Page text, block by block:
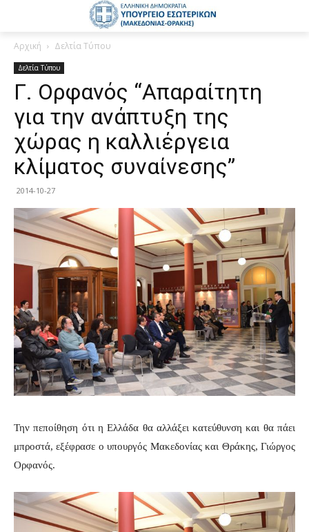
Αρχική Δελτία Τύπου
Δελτία Τύπου
Γ. Ορφανός “Απαραίτητη
για την ανάπτυξη της
χώρας η καλλιέργεια
κλίματος συναίνεσης”
2014-10-27
Την πεποίθηση ότι η Ελλάδα θα αλλάξει κατεύθυνση και θα πάει
μπροστά, εξέφρασε ο υπουργός Μακεδονίας και Θράκης, Γιώργος
Ορφανός.